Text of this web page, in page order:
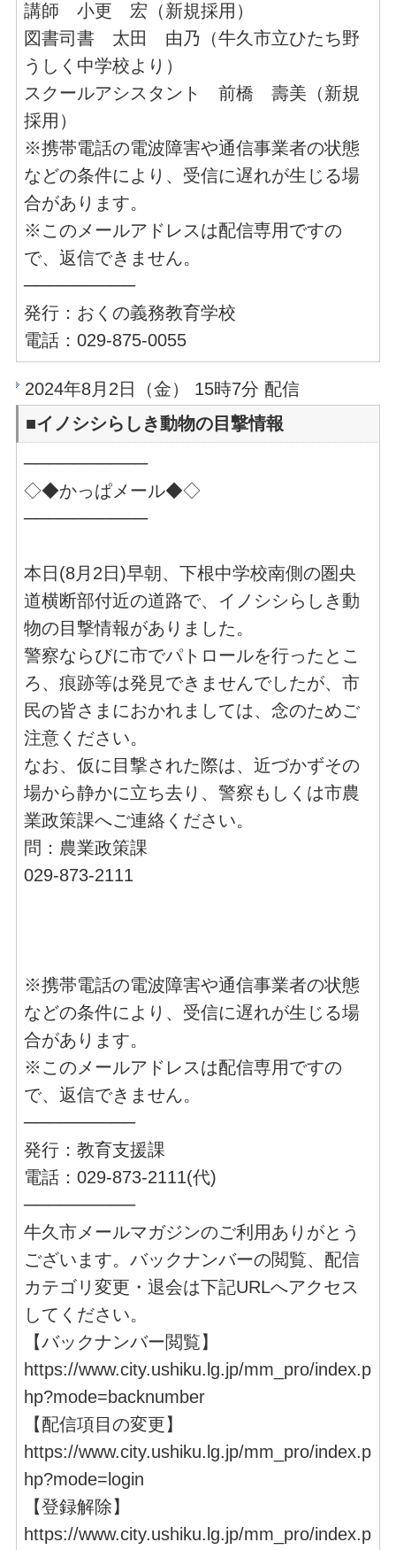
講師 小更 宏（新規採用）
図書司書 太田 由乃（牛久市立ひたち野
うしく中学校より）
スクールアシスタント 前橋 壽美（新規
採用）
※携帯電話の電波障害や通信事業者の状態
などの条件により、受信に遅れが生じる場
合があります。
※このメールアドレスは配信専用ですの
で、返信できません。
─────────
発行：おくの義務教育学校
電話：029-875-0055
2024年8月2日（金） 15時7分 配信
■イノシシらしき動物の目撃情報
──────────
◇◆かっぱメール◆◇
──────────
本日(8月2日)早朝、下根中学校南側の圏央
道横断部付近の道路で、イノシシらしき動
物の目撃情報がありました。
警察ならびに市でパトロールを行ったとこ
ろ、痕跡等は発見できませんでしたが、市
民の皆さまにおかれましては、念のためご
注意ください。
なお、仮に目撃された際は、近づかずその
場から静かに立ち去り、警察もしくは市農
業政策課へご連絡ください。
問：農業政策課
029-873-2111
※携帯電話の電波障害や通信事業者の状態
などの条件により、受信に遅れが生じる場
合があります。
※このメールアドレスは配信専用ですの
で、返信できません。
─────────
発行：教育支援課
電話：029-873-2111(代)
─────────
牛久市メールマガジンのご利用ありがとう
ございます。バックナンバーの閲覧、配信
カテゴリ変更・退会は下記URLへアクセス
してください。
【バックナンバー閲覧】
https://www.city.ushiku.lg.jp/mm_pro/index.p
hp?mode=backnumber
【配信項目の変更】
https://www.city.ushiku.lg.jp/mm_pro/index.p
hp?mode=login
【登録解除】
https://www.city.ushiku.lg.jp/mm_pro/index.p